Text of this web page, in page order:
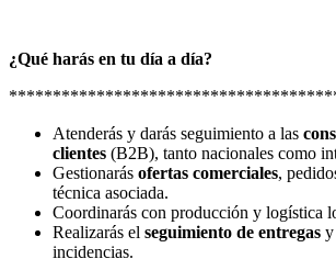
¿Qué harás en tu día a día?
Atenderás y darás seguimiento a las
clientes (B2B), tanto nacionales como
Gestionarás ofertas comerciales,
técnica asociada.
Coordinarás con producción y logística
Realizarás el seguimiento de entregas y
incidencias.